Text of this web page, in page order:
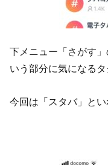
下メニュー「さがす
いう部分に気になるタ
今回は「スタバ」とい